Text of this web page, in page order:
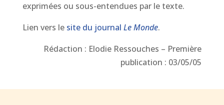
exprimées ou sous-entendues par le texte.
Lien vers le site du journal Le Monde.
Rédaction : Elodie Ressouches – Première
publication : 03/05/05